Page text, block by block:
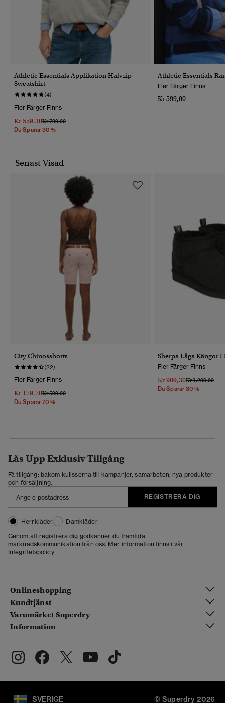
Athletic Essentials Applikation Halvzip
Sweatshirt
(4)
Fler Färger Finns
Kr 559,30Pris Reducerat Från
Kr 799,00Till
Du Sparar 30 %
Athletic Essentials
Fler Färger Finns
Kr 599,00
Senast Visad
City Chinosshorts
(22)
Fler Färger Finns
Kr 179,70Pris Reducerat Från
Kr 599,00Till
Du Sparar 70 %
Sherpa Låga Kängor
Fler Färger Finns
Kr 909,30Pris Reducerat
Kr 1.299,00Till
Du Sparar 30 %
Lås Upp Exklusiv Tillgång
Få tillgång: bakom kulisserna till kampanjer, samarbeten, nya produkter
och försäljning.
REGISTRERA DIG
Herrkläder
Damkläder
Genom att registrera dig godkänner du framtida
marknadskommunikation från oss. Mer information finns i vår
Integritetspolicy
Onlineshopping
Kundtjänst
Varumärket Superdry
Information
SVERIGE © Superdry 2026